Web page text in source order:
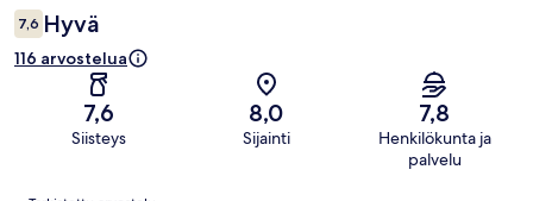
7,6 Hyvä
116 arvostelua
7,6
Siisteys
8,0
Sijainti
7,8
Henkilökunta ja
palvelu